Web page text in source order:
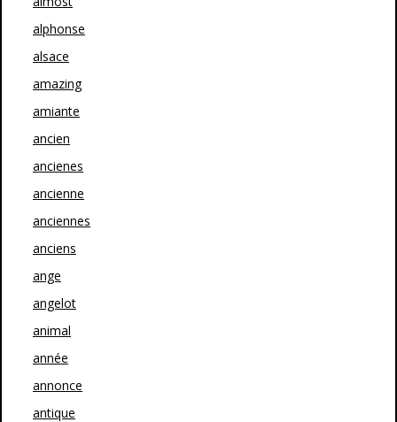
alphonse
alsace
amazing
amiante
ancien
ancienes
ancienne
anciennes
anciens
ange
angelot
animal
année
annonce
antique